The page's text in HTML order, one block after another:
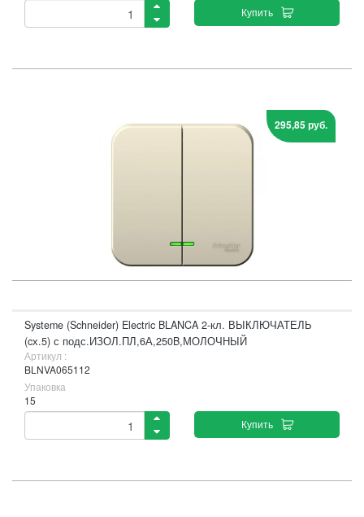
Купить
295,85 руб.
Systeme (Schneider) Electric BLANCA 2-кл. ВЫКЛЮЧАТЕЛЬ
(cх.5) с подс.ИЗОЛ.ПЛ,6А,250B,МОЛОЧНЫЙ
Артикул :
BLNVA065112
Упаковка
15
Купить